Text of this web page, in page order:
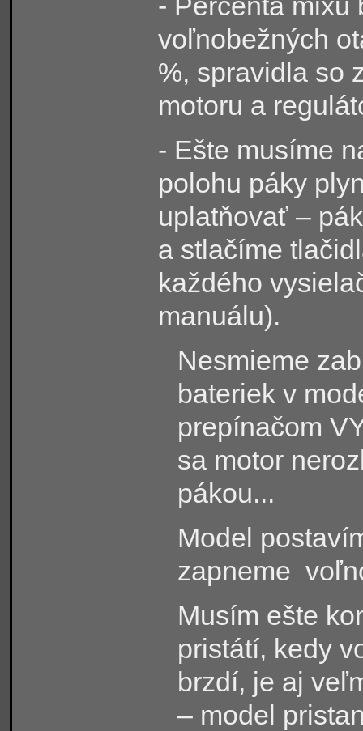
voľnobežných
%, spravidla so
motoru a
- Ešte musíme
polohu páky
uplatňovať –
a stlačíme
každého
manuálu).
Nesmieme
bateriek v
prepínačom
sa motor
pákou...
Model
zapneme
Musím ešte
pristátí, kedy
brzdí, je aj
– model